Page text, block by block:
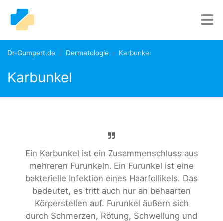
Dr-Gumpert.de Dermatologie Karbunkel
Karbunkel
Ein Karbunkel ist ein Zusammenschluss aus
mehreren Furunkeln. Ein Furunkel ist eine
bakterielle Infektion eines Haarfollikels. Das
bedeutet, es tritt auch nur an behaarten
Körperstellen auf. Furunkel äußern sich
durch Schmerzen, Rötung, Schwellung und